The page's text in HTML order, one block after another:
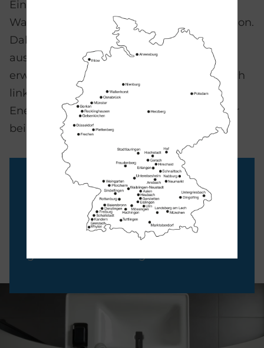
Eine Neuheit der Serie bilden die
Waschtischmischer mit "FreshStart" Funktion.
Dabei fließt in der Mittelstellung anfangs
ausschließlich kaltes Wasser, das sich erst
erwärmt, wenn Sie den Hebel bewusst nach
links drehen. Dadurch lassen sich
Energiekosten sparen, da Warmwasser nur
bei wirklichem Bedarf erhitzt wird.
Asymmetrisch gestaltetes
Waschbecken D-Neo mit typischem,
umlaufendem Rand und D-Neo-
Armatur in unaufgeregtem,